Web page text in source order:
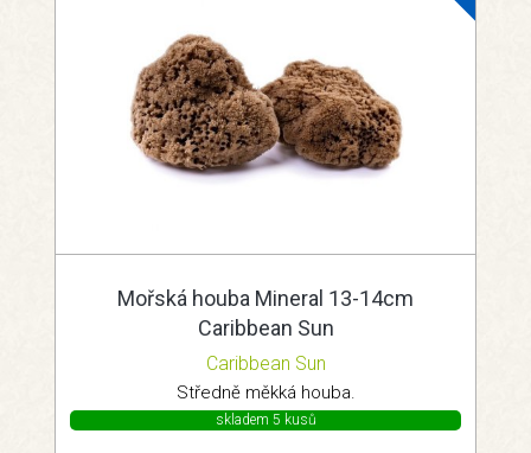
Mořská houba Mineral 13-14cm
Caribbean Sun
Caribbean Sun
Středně měkká houba.
skladem 5 kusů